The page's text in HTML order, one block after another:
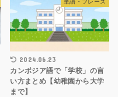
単語・フレーズ
2024.06.23
カンボジア語で「学校」の言
い方まとめ【幼稚園から大学
まで】